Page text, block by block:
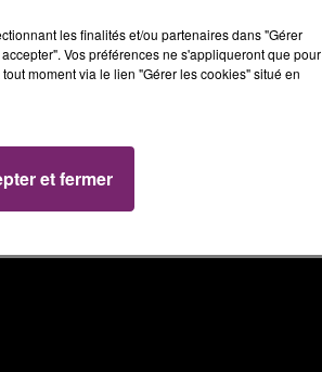
les finalités et/ou partenaires dans "Gérer
Vos préférences ne s'appliqueront que pour
moment via le lien "Gérer les cookies" situé en
et fermer